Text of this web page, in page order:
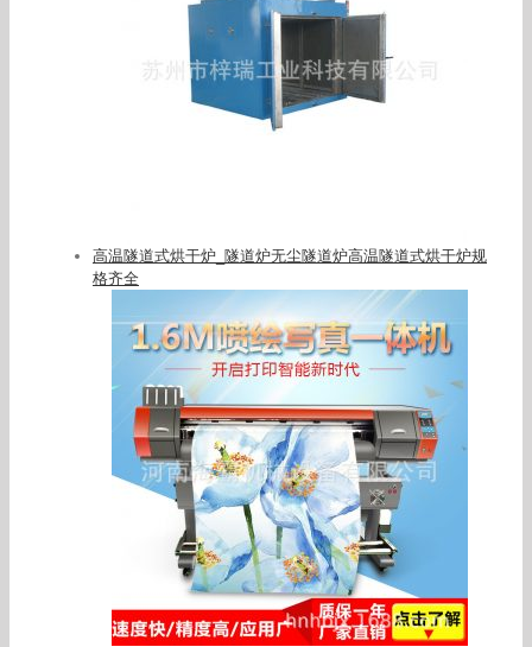
高温隧道式烘干炉_隧道炉无尘隧道炉高温隧道式烘干炉规
格齐全